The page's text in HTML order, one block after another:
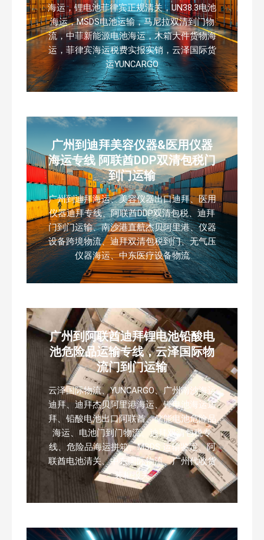
海运，锂电池菲律宾正规清关，UN38.3电池
海运，MSDS电池运输，马尼拉双清到门物
流，中菲新能源电池海运，木箱大件货物海
运，菲律宾海运税费实报实销，云泽国际货
运YUNCARGO
广州到迪拜美容仪器&医用仪器
海运专线 阿联酋DDP双清包税门
到门运输
广州到迪拜海运、美容仪器出口迪拜、医用
仪器迪拜专线、阿联酋DDP双清包税、迪拜
门到门运输、南沙港直航杰贝阿里港、仪器
设备跨境物流、迪拜双清包税到门、无气压
仪器海运、中东医疗设备物流
广州到阿联酋迪拜锂电池铅酸电
池危险品运输专线，云泽国际物
流门到门运输
云泽国际物流、YUNCARGO、广州南沙海运
迪拜、迪拜杰贝阿里港海运、锂电池海运迪
拜、铅酸电池出口阿联酋、储能电池危险品
海运、电池门到门物流、迪拜双清包税专
线、危险品海运拼箱、MSDS 运输鉴定、阿
联酋电池清关、中东国际物流、广州代收货
装柜报关